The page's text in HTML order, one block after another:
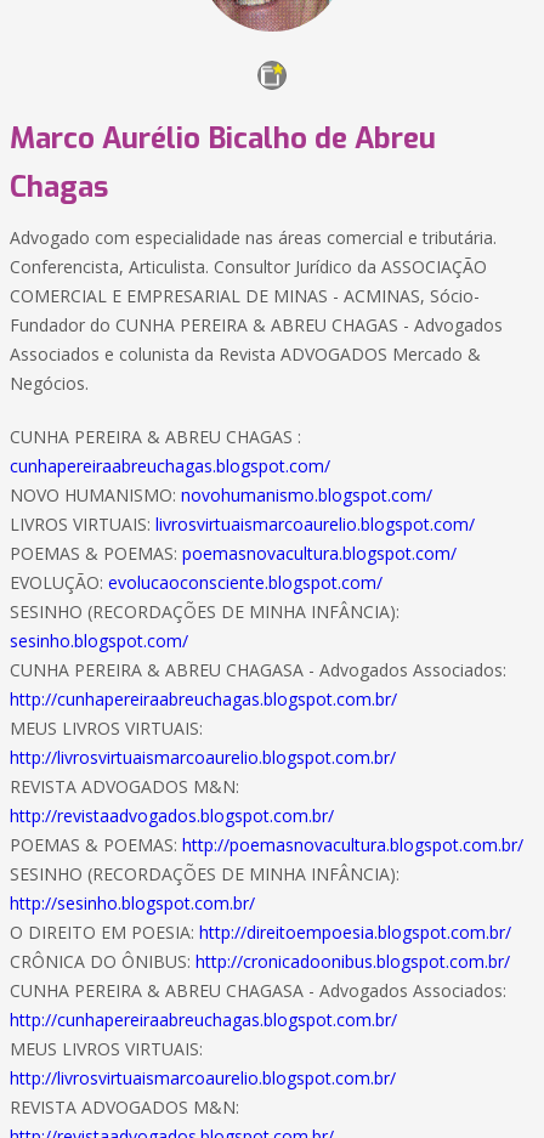
Marco Aurélio Bicalho de Abreu
Chagas
Advogado com especialidade nas áreas comercial e tributária.
Conferencista, Articulista. Consultor Jurídico da ASSOCIAÇÃO
COMERCIAL E EMPRESARIAL DE MINAS - ACMINAS, Sócio-
Fundador do CUNHA PEREIRA & ABREU CHAGAS - Advogados
Associados e colunista da Revista ADVOGADOS Mercado &
Negócios.
CUNHA PEREIRA & ABREU CHAGAS :
cunhapereiraabreuchagas.blogspot.com/
NOVO HUMANISMO: novohumanismo.blogspot.com/
LIVROS VIRTUAIS: livrosvirtuaismarcoaurelio.blogspot.com/
POEMAS & POEMAS: poemasnovacultura.blogspot.com/
EVOLUÇÃO: evolucaoconsciente.blogspot.com/
SESINHO (RECORDAÇÕES DE MINHA INFÂNCIA):
sesinho.blogspot.com/
CUNHA PEREIRA & ABREU CHAGASA - Advogados Associados:
http://cunhapereiraabreuchagas.blogspot.com.br/
MEUS LIVROS VIRTUAIS:
http://livrosvirtuaismarcoaurelio.blogspot.com.br/
REVISTA ADVOGADOS M&N:
http://revistaadvogados.blogspot.com.br/
POEMAS & POEMAS: http://poemasnovacultura.blogspot.com.br/
SESINHO (RECORDAÇÕES DE MINHA INFÂNCIA):
http://sesinho.blogspot.com.br/
O DIREITO EM POESIA: http://direitoempoesia.blogspot.com.br/
CRÔNICA DO ÔNIBUS: http://cronicadoonibus.blogspot.com.br/
CUNHA PEREIRA & ABREU CHAGASA - Advogados Associados:
http://cunhapereiraabreuchagas.blogspot.com.br/
MEUS LIVROS VIRTUAIS:
http://livrosvirtuaismarcoaurelio.blogspot.com.br/
REVISTA ADVOGADOS M&N: